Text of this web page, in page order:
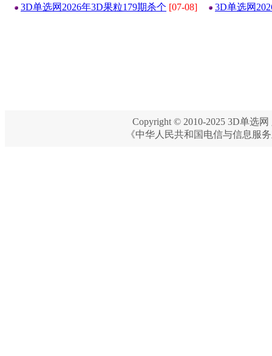
3D单选网2026年3D果粒179期杀个 [07-08] 3D单选网
Copyright © 2010-2025 3D单选网
《中华人民共和国电信与信息服